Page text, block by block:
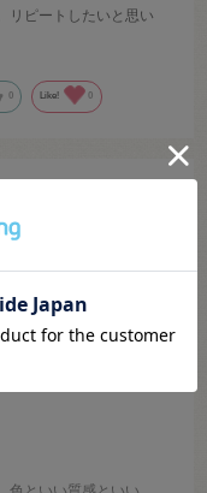
リピートしたいと思い
0 Like! 0